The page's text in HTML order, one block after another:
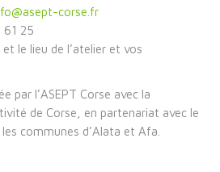
corse.fr
25
le lieu de l’atelier et vos
par l’ASEPT Corse avec la
de Corse, en partenariat avec le
communes d’Alata et Afa.